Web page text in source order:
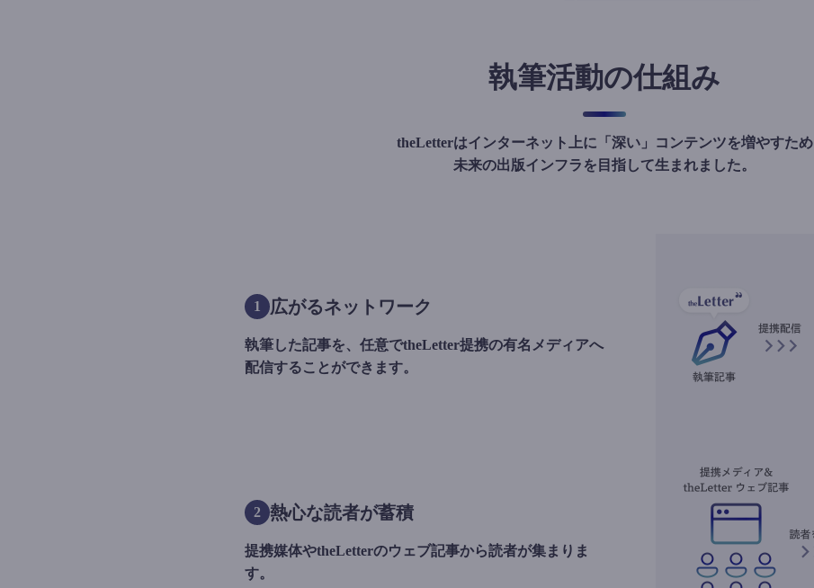
執筆活動の仕組み
theLetterはインターネット上に「深い」コンテンツを増やすため
未来の出版インフラを目指して生まれました。
1 広がるネットワーク
執筆した記事を、任意でtheLetter提携の有名メディアへ
配信することができます。
2 熱心な読者が蓄積
提携媒体やtheLetterのウェブ記事から読者が集まりま
す。